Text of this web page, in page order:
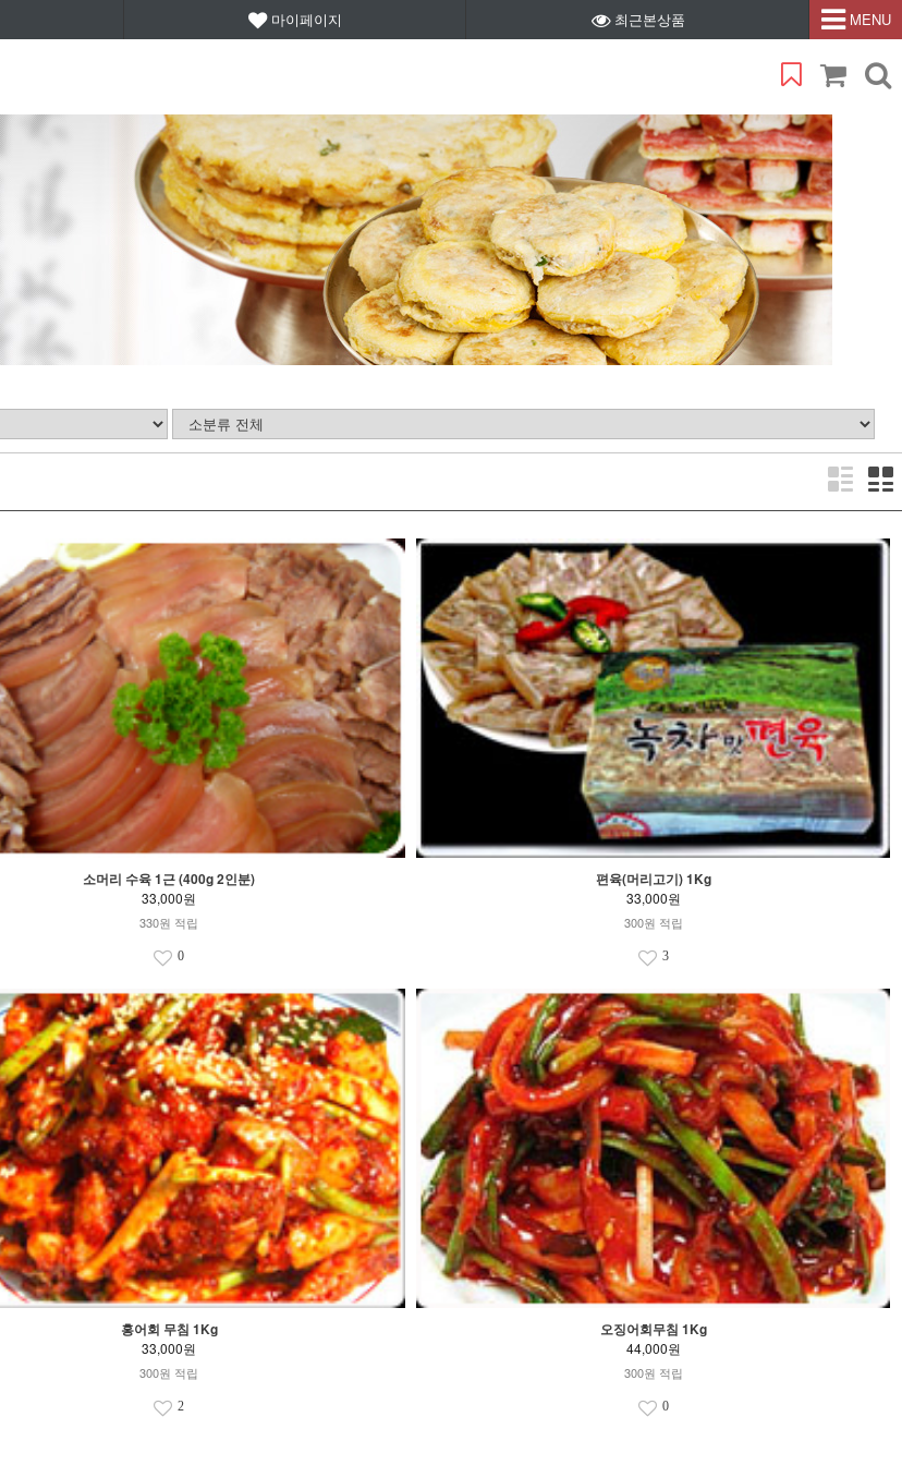
마이페이지 최근본상품 MENU
소머리 수육 1근 (400g 2인분)
33,000원
330원 적립
0
편육(머리고기) 1Kg
33,000원
300원 적립
3
홍어회 무침 1Kg
33,000원
300원 적립
2
오징어회무침 1Kg
44,000원
300원 적립
0